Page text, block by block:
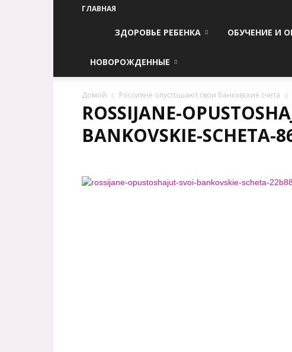
ГЛАВНАЯ
ЗДОРОВЬЕ РЕБЕНКА ОБУЧЕНИЕ И
НОВОРОЖДЕННЫЕ
Домой Россияне опустошают свои банковские счета
ROSSIJANE-
BANKOVSKIE-SCHETA-